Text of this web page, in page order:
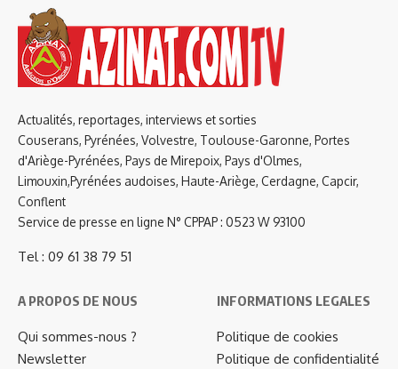
Actualités, reportages, interviews et sorties
Couserans, Pyrénées, Volvestre, Toulouse-Garonne, Portes
d'Ariège-Pyrénées, Pays de Mirepoix, Pays d'Olmes,
Limouxin,Pyrénées audoises, Haute-Ariège, Cerdagne, Capcir,
Conflent
Service de presse en ligne N° CPPAP : 0523 W 93100
Tel : 09 61 38 79 51
A PROPOS DE NOUS
Qui sommes-nous ?
Newsletter
INFORMATIONS LEGALES
Politique de cookies
Politique de confidentialité